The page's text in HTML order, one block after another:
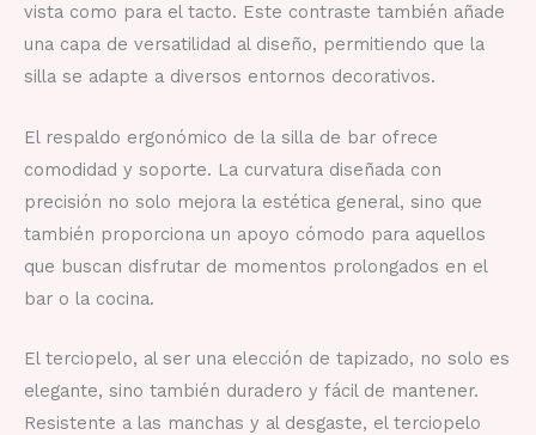
vista como para el tacto. Este contraste también añade
una capa de versatilidad al diseño, permitiendo que la
silla se adapte a diversos entornos decorativos.
El respaldo ergonómico de la silla de bar ofrece
comodidad y soporte. La curvatura diseñada con
precisión no solo mejora la estética general, sino que
también proporciona un apoyo cómodo para aquellos
que buscan disfrutar de momentos prolongados en el
bar o la cocina.
El terciopelo, al ser una elección de tapizado, no solo es
elegante, sino también duradero y fácil de mantener.
Resistente a las manchas y al desgaste, el terciopelo